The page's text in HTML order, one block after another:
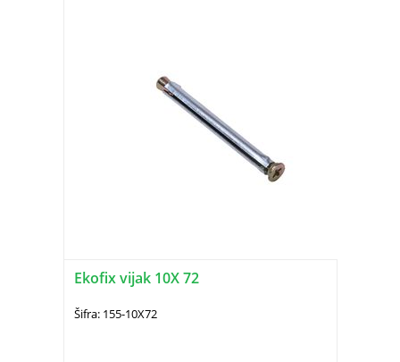
Ekofix vijak 10X 72
Šifra: 155-10X72